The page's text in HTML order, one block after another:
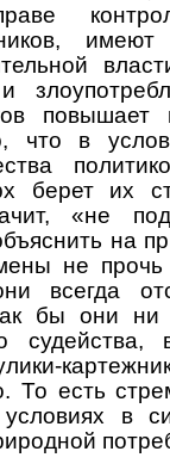
в
берет их
«не
на
не
всегда
бы они ни
судейства,
То есть
в